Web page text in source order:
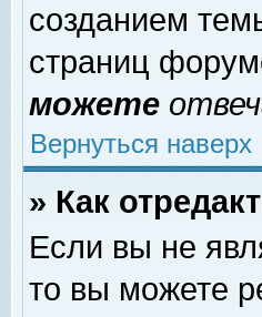
созданием
страниц
можете
Вернуться наверх
» Как
Если вы не
то вы можете